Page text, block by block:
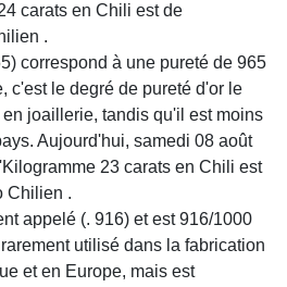
carats en Chili est de
.
correspond à une pureté de 965
c'est le degré de pureté d'or le
joaillerie, tandis qu'il est moins
Aujourd'hui, samedi 08 août
23 carats en Chili est
Chilien .
appelé (. 916) et est 916/1000
utilisé dans la fabrication
et en Europe, mais est